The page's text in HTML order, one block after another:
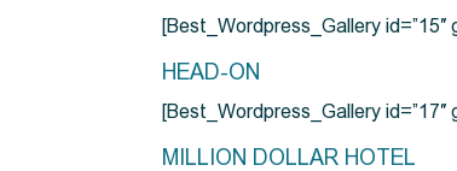
[Best_Wordpress_Gallery id=”15″
HEAD-ON
[Best_Wordpress_Gallery
MILLION DOLLAR HOTEL